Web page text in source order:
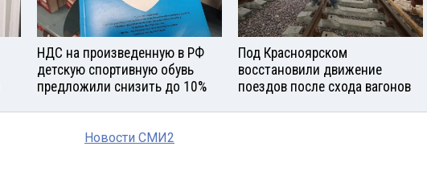
НДС на произведенную в РФ
детскую спортивную обувь
предложили снизить до 10%
Под Красноярском
восстановили движение
поездов после схода вагонов
Новости СМИ2